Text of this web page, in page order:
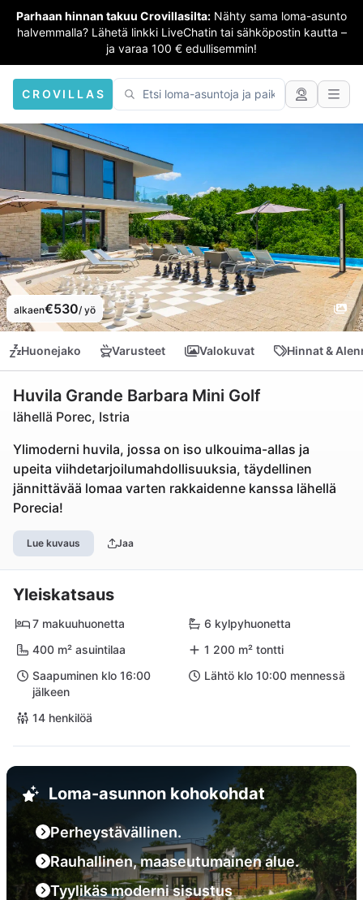
Parhaan hinnan takuu Crovillasilta: Nähty sama loma-asunto
halvemmalla? Lähetä linkki LiveChatin tai sähköpostin kautta –
ja varaa 100 € edullisemmin!
CROVILLAS
alkaen€530/ yö
Huonejako Varusteet Valokuvat Hinnat &
Huvila Grande Barbara Mini Golf
lähellä Porec, Istria
Ylimoderni huvila, jossa on iso ulkouima-allas ja
upeita viihdetarjoilumahdollisuuksia, täydellinen
jännittävää lomaa varten rakkaidenne kanssa lähellä
Porecia!
Lue kuvaus Jaa
Yleiskatsaus
7 makuuhuonetta
6 kylpyhuonetta
400 m² asuintilaa
1 200 m² tontti
Saapuminen klo 16:00
jälkeen
Lähtö klo 10:00 mennessä
14 henkilöä
Loma-asunnon kohokohdat
Perheystävällinen.
Rauhallinen, maaseutumainen alue.
Tyylikäs moderni sisustus